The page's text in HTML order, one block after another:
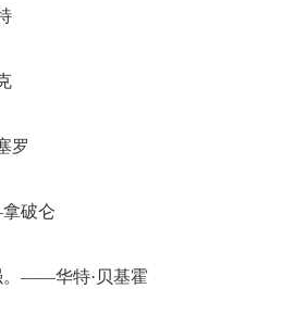
罗
破仑
。――华特·贝基霍